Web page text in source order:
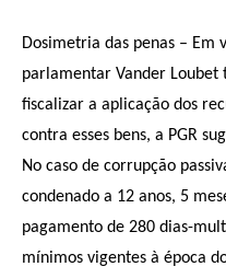
Dosimetria das penas – Em
parlamentar Vander Loubet
fiscalizar a aplicação dos
contra esses bens, a PGR
No caso de corrupção
condenado a 12 anos, 5
pagamento de 280 dias-
mínimos vigentes à época